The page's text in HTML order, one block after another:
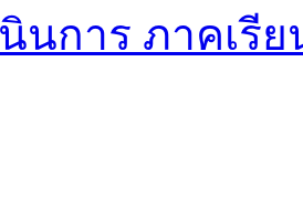
นการ ภาคเรี